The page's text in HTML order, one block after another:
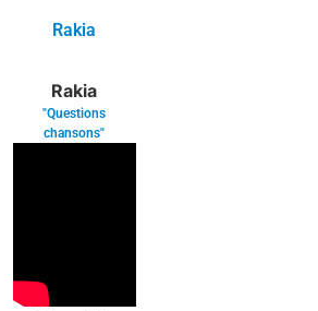
Rakia
Rakia
"Questions
chansons"